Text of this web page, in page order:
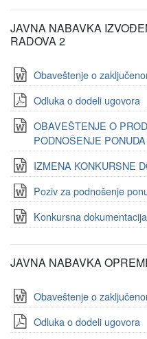
JAVNA NABAVKA
RADOVA 2
Obaveštenje o
Odluka o dodeli ugovora
OBAVEŠTENJE O
PODNOŠENJE PONUDA
IZMENA KONKURSNE
Poziv za podnošenje
Konkursna dokumentacija
JAVNA NABAVKA
Obaveštenje o
Odluka o dodeli ugovora